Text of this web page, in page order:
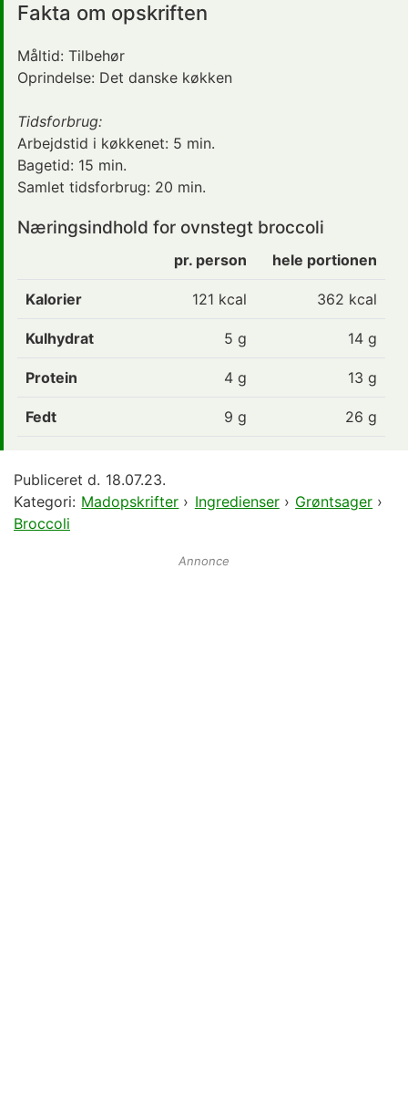
Fakta om opskriften
Måltid: Tilbehør
Oprindelse: Det danske køkken
Tidsforbrug:
Arbejdstid i køkkenet: 5 min.
Bagetid: 15 min.
Samlet tidsforbrug: 20 min.
Næringsindhold for ovnstegt broccoli
pr. person hele portionen
Kalorier 121 kcal 362 kcal
Kulhydrat 5 g 14 g
Protein 4 g 13 g
Fedt 9 g 26 g
Publiceret d. 18.07.23.
Kategori: Madopskrifter › Ingredienser› Grøntsager ›
Broccoli
Annonce